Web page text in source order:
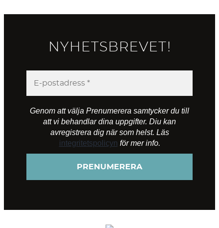
NYHETSBREVET!
Genom att välja Prenumerera samtycker du till
att vi behandlar dina uppgifter. Diu kan
avregistrera dig när som helst. Läs
integritetspolicyn för mer info.